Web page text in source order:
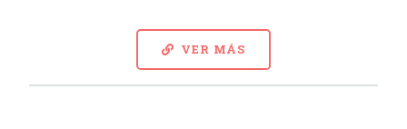
VER MÁS